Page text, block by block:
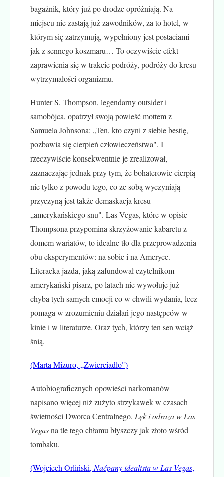
bagażnik, który już po drodze opróżniają. Na
miejscu nie zastają już zawodników, za to hotel, w
którym się zatrzymują, wypełniony jest postaciami
jak z sennego koszmaru… To oczywiście efekt
zaprawienia się w trakcie podróży, podróży do kresu
wytrzymałości organizmu.
Hunter S. Thompson, legendarny outsider i
samobójca, opatrzył swoją powieść mottem z
Samuela Johnsona: „Ten, kto czyni z siebie bestię,
pozbawia się cierpień człowieczeństwa". I
rzeczywiście konsekwentnie je zrealizował,
zaznaczając jednak przy tym, że bohaterowie cierpią
nie tylko z powodu tego, co ze sobą wyczyniają -
przyczyną jest także demaskacja kresu
„amerykańskiego snu". Las Vegas, które w opisie
Thompsona przypomina skrzyżowanie kabaretu z
domem wariatów, to idealne tło dla przeprowadzenia
obu eksperymentów: na sobie i na Ameryce.
Literacka jazda, jaką zafundował czytelnikom
amerykański pisarz, po latach nie wywołuje już
chyba tych samych emocji co w chwili wydania, lecz
pomaga w zrozumieniu działań jego następców w
kinie i w literaturze. Oraz tych, którzy ten sen wciąż
śnią.
(Marta Mizuro, „Zwierciadło")
Autobiograficznych opowieści narkomanów
napisano więcej niż zużyto strzykawek w czasach
świetności Dworca Centralnego. Lęk i odraza w Las
Vegasna tle tego chłamu błyszczy jak złoto wśród
tombaku.
(Wojciech Orliński,Naćpany idealista w Las Vegas,